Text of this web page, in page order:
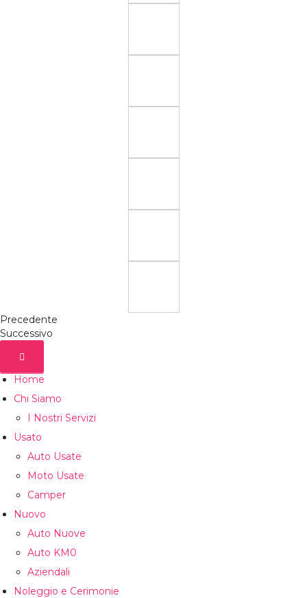
Precedente
Successivo
Home
Chi Siamo
I Nostri Servizi
Usato
Auto Usate
Moto Usate
Camper
Nuovo
Auto Nuove
Auto KM0
Aziendali
Noleggio e Cerimonie